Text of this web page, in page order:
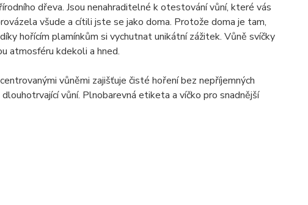
dřeva. Jsou nenahraditelné k otestování vůní, které vás
všude a cítili jste se jako doma. Protože doma je tam,
hořícím plamínkům si vychutnat unikátní zážitek. Vůně svíčky
atmosféru kdekoli a hned.
vůněmi zajišťuje čisté hoření bez nepříjemných
vůní. Plnobarevná etiketa a víčko pro snadnější